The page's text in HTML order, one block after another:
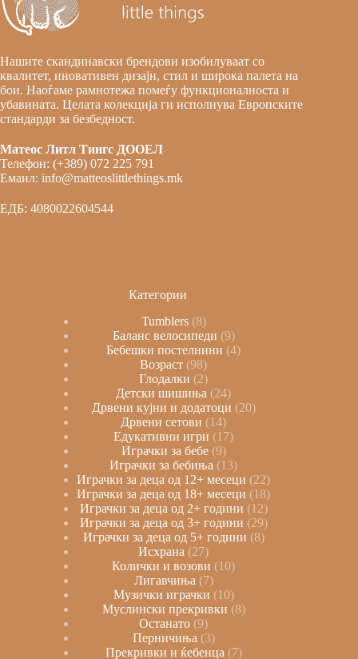
Нашите скандинавски брендови изобилуваат со
квалитет, иновативен дизајн, стил и широка палета на
бои. Наоѓаме рамнотежа помеѓу функционалноста и
убавината. Целата колекција ги исполнува Европските
стандарди за безбедност.
Матеос Литл Тингс ДООЕЛ
Телефон: (+389) 072 225 791
Емаил: info@matteoslittlethings.mk
ЕДБ: 4080022604544
Категории
Tumblers 8
Баланс велосипеди 9
Бебешки постелнини 4
Возраст 98
Глодалки
2
Детски шишиња
24
Дрвени кујни и додатоци 20
Дрвени сетови
14
Едукативни игри
17
Играчки за бебе 9
Играчки за бебиња
13
Играчки за деца од 12+ месеци
22
Играчки за деца од 18+ месеци
18
Играчки за деца од 2+ години 12
Играчки за деца од 3+ години 29
Играчки за деца од 5+ години 8
Исхрана
27
Колички и возови
10
Лигавчиња 7
Музички играчки 10
Муслински прекривки 8
Останато 9
Перничиња 3
Прекривки и ќебенца 7